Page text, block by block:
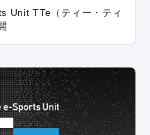
Unit TTe（ティー・ティ